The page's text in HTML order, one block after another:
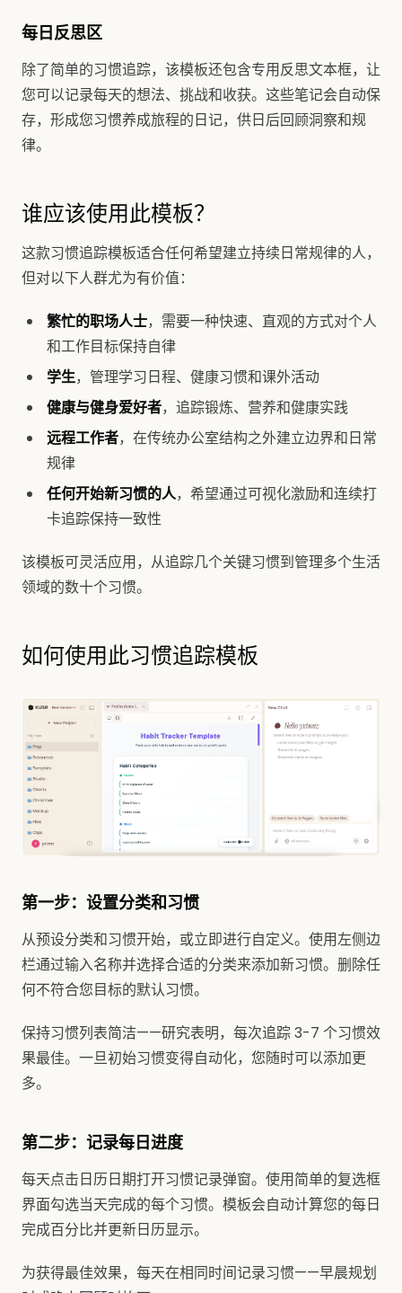
每日反思区
除了简单的习惯追踪，该模板还包含专用反思文本框，让
您可以记录每天的想法、挑战和收获。这些笔记会自动保
存，形成您习惯养成旅程的日记，供日后回顾洞察和规
律。
谁应该使用此模板？
这款习惯追踪模板适合任何希望建立持续日常规律的人，
但对以下人群尤为有价值：
繁忙的职场人士，需要一种快速、直观的方式对个人
和工作目标保持自律
学生，管理学习日程、健康习惯和课外活动
健康与健身爱好者，追踪锻炼、营养和健康实践
远程工作者，在传统办公室结构之外建立边界和日常
规律
任何开始新习惯的人，希望通过可视化激励和连续打
卡追踪保持一致性
该模板可灵活应用，从追踪几个关键习惯到管理多个生活
领域的数十个习惯。
如何使用此习惯追踪模板
第一步：设置分类和习惯
从预设分类和习惯开始，或立即进行自定义。使用左侧边
栏通过输入名称并选择合适的分类来添加新习惯。删除任
何不符合您目标的默认习惯。
保持习惯列表简洁——研究表明，每次追踪 3-7 个习惯效
果最佳。一旦初始习惯变得自动化，您随时可以添加更
多。
第二步：记录每日进度
每天点击日历日期打开习惯记录弹窗。使用简单的复选框
界面勾选当天完成的每个习惯。模板会自动计算您的每日
完成百分比并更新日历显示。
为获得最佳效果，每天在相同时间记录习惯——早晨规划